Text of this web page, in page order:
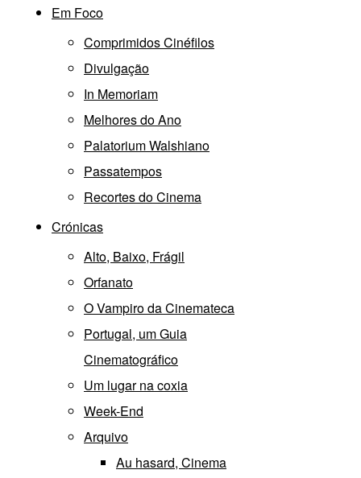
Em Foco
Comprimidos Cinéfilos
Divulgação
In Memoriam
Melhores do Ano
Palatorium Walshiano
Passatempos
Recortes do Cinema
Crónicas
Alto, Baixo, Frágil
Orfanato
O Vampiro da Cinemateca
Portugal, um Guia
Cinematográfico
Um lugar na coxia
Week-End
Arquivo
Au hasard, Cinema